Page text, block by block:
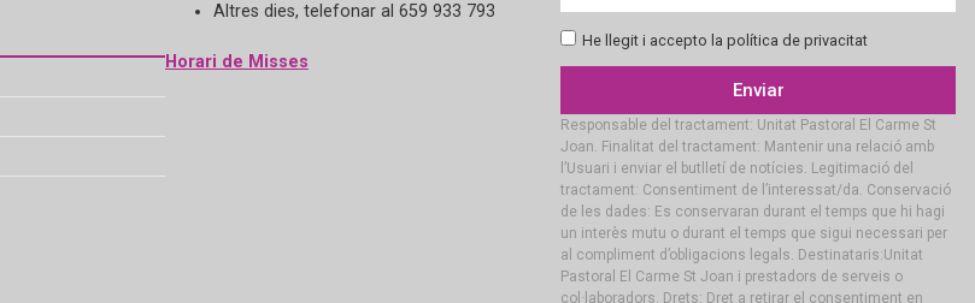
Altres dies, telefonar al 659 933 793
Horari de Misses
He llegit i accepto la política de privacitat
Enviar
Responsable del tractament: Unitat Pastoral El Carme St
Joan. Finalitat del tractament: Mantenir una relació amb
l’Usuari i enviar el butlletí de notícies. Legitimació del
tractament: Consentiment de l’interessat/da. Conservació
de les dades: Es conservaran durant el temps que hi hagi
un interès mutu o durant el temps que sigui necessari per
al compliment d’obligacions legals. Destinataris:Unitat
Pastoral El Carme St Joan i prestadors de serveis o
col·laboradors. Drets: Dret a retirar el consentiment en